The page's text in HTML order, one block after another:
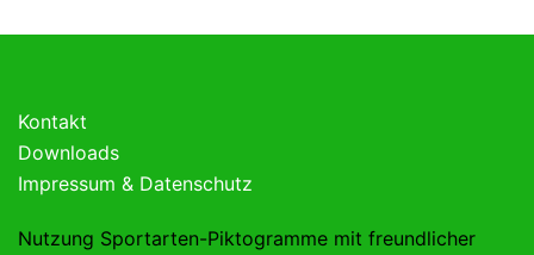
Kontakt
Downloads
Impressum & Datenschutz
Nutzung Sportarten-Piktogramme mit freundlicher